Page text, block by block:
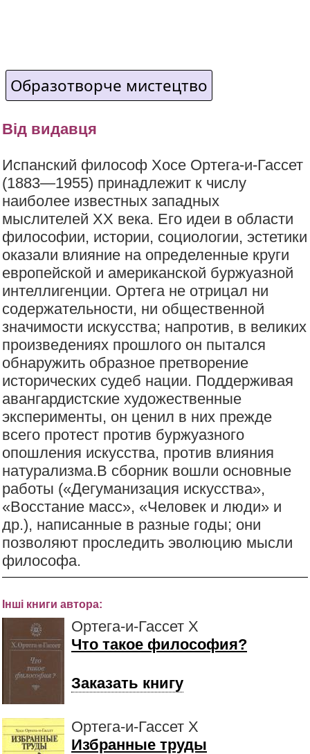
Образотворче мистецтво
Від видавця
Испанский философ Хосе Ортега-и-Гассет
(1883—1955) принадлежит к числу
наиболее известных западных
мыслителей XX века. Его идеи в области
философии, истории, социологии, эстетики
оказали влияние на определенные круги
европейской и американской буржуазной
интеллигенции. Ортега не отрицал ни
содержательности, ни общественной
значимости искусства; напротив, в великих
произведениях прошлого он пытался
обнаружить образное претворение
исторических судеб нации. Поддерживая
авангардистские художественные
эксперименты, он ценил в них прежде
всего протест против буржуазного
опошления искусства, против влияния
натурализма.В сборник вошли основные
работы («Дегуманизация искусства»,
«Восстание масс», «Человек и люди» и
др.), написанные в разные годы; они
позволяют проследить эволюцию мысли
философа.
Інші книги автора:
Ортега-и-Гассет X
Что такое философия?
Заказать книгу
Ортега-и-Гассет X
Избранные труды